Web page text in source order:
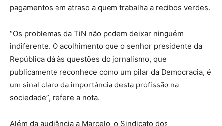
pagamentos em atraso a quem trabalha a recibos verdes.
“Os problemas da TiN não podem deixar ninguém
indiferente. O acolhimento que o senhor presidente da
República dá às questões do jornalismo, que
publicamente reconhece como um pilar da Democracia, é
um sinal claro da importância desta profissão na
sociedade”, refere a nota.
Além da audiência a Marcelo, o Sindicato dos